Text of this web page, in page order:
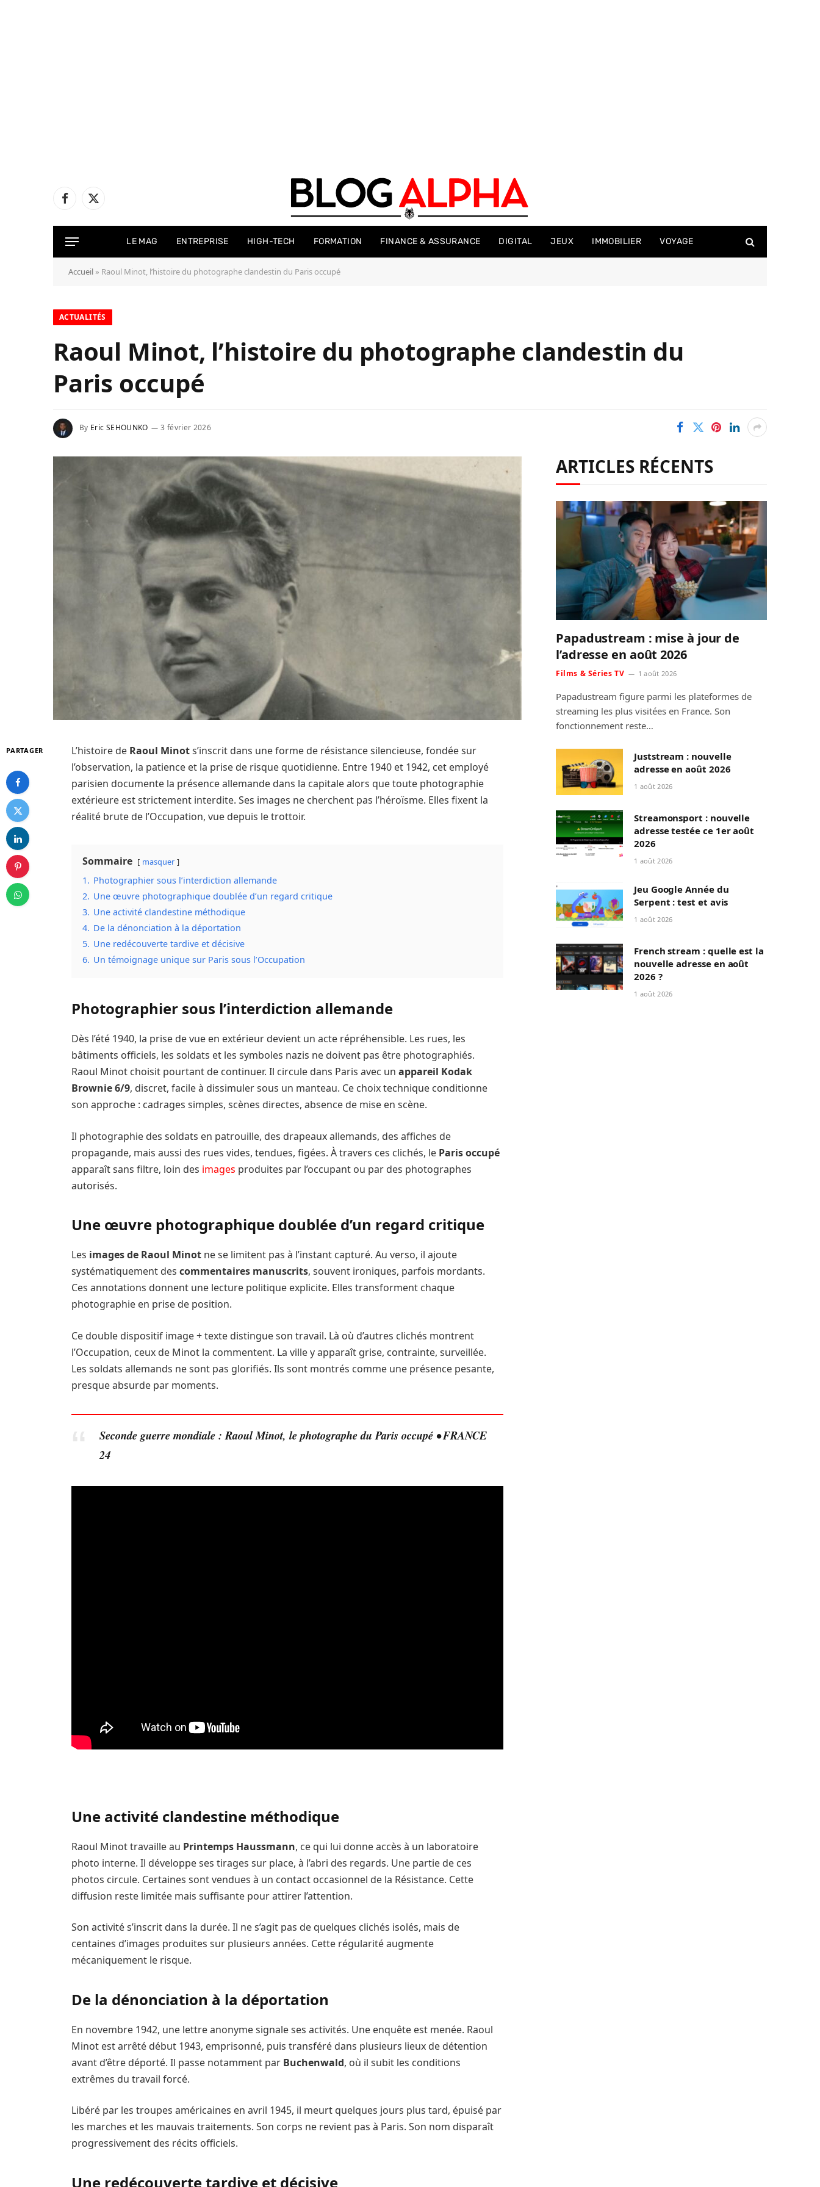
Facebook
X
LE MAG ENTREPRISE HIGH-TECH FORMATION FINANCE & ASSURANCE DIGITAL JEUX IMMOBILIER VOYAGE
Accueil » Raoul Minot, l’histoire du photographe clandestin du Paris occupé
ACTUALITÉS
Raoul Minot, l’histoire du photographe clandestin du
Paris occupé
By Eric SEHOUNKO 3 février 2026
PARTAGER L’histoire de Raoul Minots’inscrit dans une forme de résistance silencieuse, fondée sur
l’observation, la patience et la prise de risque quotidienne. Entre 1940 et 1942, cet employé
parisien documente la présence allemande dans la capitale alors que toute photographie
extérieure est strictement interdite. Ses images ne cherchent pas l’héroïsme. Elles fixent la
réalité brute de l’Occupation, vue depuis le trottoir.
Sommaire masquer
1. Photographier sous l’interdiction allemande
2. Une œuvre photographique doublée d’un regard critique
3. Une activité clandestine méthodique
4. De la dénonciation à la déportation
5. Une redécouverte tardive et décisive
6. Un témoignage unique sur Paris sous l’Occupation
Photographier sous l’interdiction allemande
Dès l’été 1940, la prise de vue en extérieur devient un acte répréhensible. Les rues, les
bâtiments officiels, les soldats et les symboles nazis ne doivent pas être photographiés.
Raoul Minot choisit pourtant de continuer. Il circule dans Paris avec unappareil Kodak
Brownie 6/9, discret, facile à dissimuler sous un manteau. Ce choix technique conditionne
son approche : cadrages simples, scènes directes, absence de mise en scène.
Il photographie des soldats en patrouille, des drapeaux allemands, des affiches de
propagande, mais aussi des rues vides, tendues, figées. À travers ces clichés, le Paris occupé
apparaît sans filtre, loin des images produites par l’occupant ou par des photographes
autorisés.
Une œuvre photographique doublée d’un regard critique
Les images de Raoul Minot ne se limitent pas à l’instant capturé. Au verso, il ajoute
systématiquement descommentaires manuscrits, souvent ironiques, parfois mordants.
Ces annotations donnent une lecture politique explicite. Elles transforment chaque
photographie en prise de position.
Ce double dispositif image + texte distingue son travail. Là où d’autres clichés montrent
l’Occupation, ceux de Minot la commentent. La ville y apparaît grise, contrainte, surveillée.
Les soldats allemands ne sont pas glorifiés. Ils sont montrés comme une présence pesante,
presque absurde par moments.
Seconde guerre mondiale : Raoul Minot, le photographe du Paris occupé • FRANCE
24
Une activité clandestine méthodique
Raoul Minot travaille au Printemps Haussmann, ce qui lui donne accès à un laboratoire
photo interne. Il développe ses tirages sur place, à l’abri des regards. Une partie de ces
photos circule. Certaines sont vendues à un contact occasionnel de la Résistance. Cette
diffusion reste limitée mais suffisante pour attirer l’attention.
Son activité s’inscrit dans la durée. Il ne s’agit pas de quelques clichés isolés, mais de
centaines d’images produites sur plusieurs années. Cette régularité augmente
mécaniquement le risque.
De la dénonciation à la déportation
En novembre 1942, une lettre anonyme signale ses activités. Une enquête est menée. Raoul
Minot est arrêté début 1943, emprisonné, puis transféré dans plusieurs lieux de détention
avant d’être déporté. Il passe notamment par Buchenwald, où il subit les conditions
extrêmes du travail forcé.
Libéré par les troupes américaines en avril 1945, il meurt quelques jours plus tard, épuisé par
les marches et les mauvais traitements. Son corps ne revient pas à Paris. Son nom disparaît
progressivement des récits officiels.
Une redécouverte tardive et décisive
ARTICLES RÉCENTS
Papadustream : mise à jour de
l’adresse en août 2026
Films & Séries TV 1 août 2026
Papadustream figure parmi les plateformes de
streaming les plus visitées en France. Son
fonctionnement reste…
Juststream : nouvelle
adresse en août 2026
1 août 2026
Streamonsport : nouvelle
adresse testée ce 1er août
2026
1 août 2026
Jeu Google Année du
Serpent : test et avis
1 août 2026
French stream : quelle est la
nouvelle adresse en août
2026 ?
1 août 2026